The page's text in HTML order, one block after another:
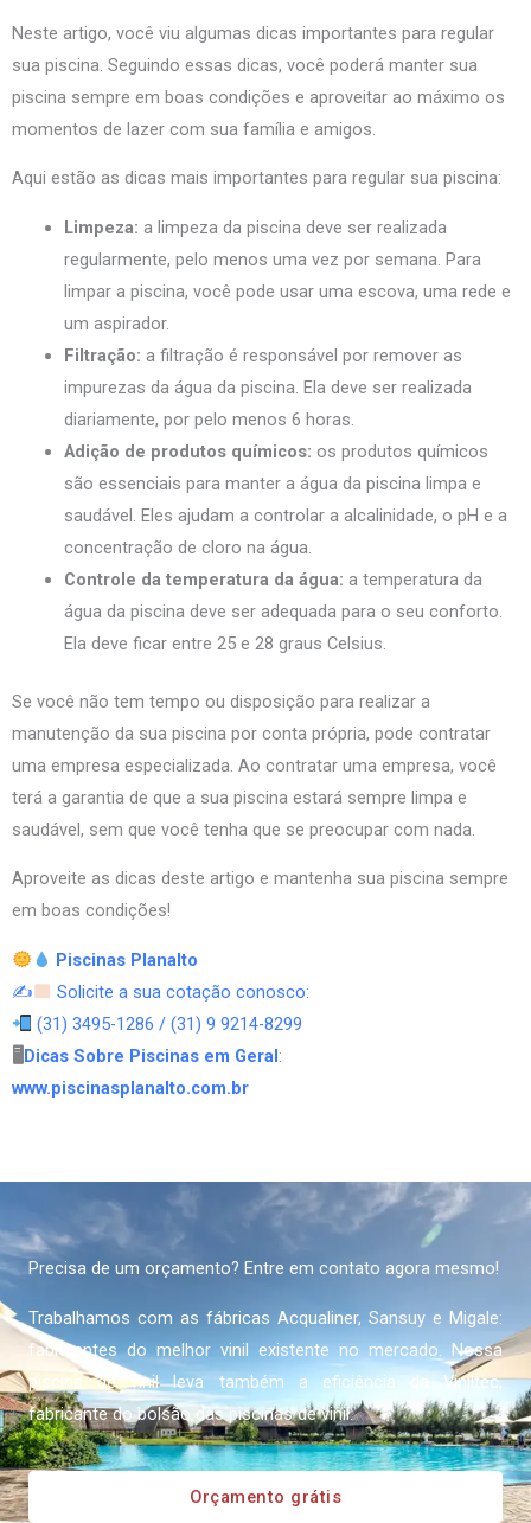
Neste artigo, você viu algumas dicas importantes para regular
sua piscina. Seguindo essas dicas, você poderá manter sua
piscina sempre em boas condições e aproveitar ao máximo os
momentos de lazer com sua família e amigos.
Aqui estão as dicas mais importantes para regular sua piscina:
Limpeza: a limpeza da piscina deve ser realizada
regularmente, pelo menos uma vez por semana. Para
limpar a piscina, você pode usar uma escova, uma rede e
um aspirador.
Filtração: a filtração é responsável por remover as
impurezas da água da piscina. Ela deve ser realizada
diariamente, por pelo menos 6 horas.
Adição de produtos químicos: os produtos químicos
são essenciais para manter a água da piscina limpa e
saudável. Eles ajudam a controlar a alcalinidade, o pH e a
concentração de cloro na água.
Controle da temperatura da água: a temperatura da
água da piscina deve ser adequada para o seu conforto.
Ela deve ficar entre 25 e 28 graus Celsius.
Se você não tem tempo ou disposição para realizar a
manutenção da sua piscina por conta própria, pode contratar
uma empresa especializada. Ao contratar uma empresa, você
terá a garantia de que a sua piscina estará sempre limpa e
saudável, sem que você tenha que se preocupar com nada.
Aproveite as dicas deste artigo e mantenha sua piscina sempre
em boas condições!
Piscinas Planalto
✍
Solicite a sua cotação conosco:
(31) 3495-1286 / (31) 9 9214-8299
🖥 Dicas Sobre Piscinas em Geral:
www.piscinasplanalto.com.br
Precisa de um orçamento? Entre em contato agora mesmo!
Trabalhamos com as fábricas Acqualiner, Sansuy e Migale:
fabricantes do melhor vinil existente no mercado. Nossa
piscina de vinil leva também a eficiência da Viniltec,
fabricante do bolsão das piscinas de vinil.
Orçamento grátis